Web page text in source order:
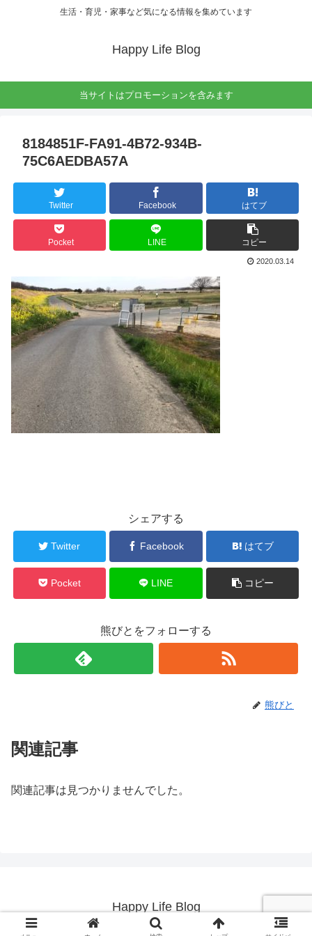
生活・育児・家事など気になる情報を集めています
Happy Life Blog
当サイトはプロモーションを含みます
8184851F-FA91-4B72-934B-
75C6AEDBA57A
Twitter Facebook はてブ
Pocket LINE コピー
2020.03.14
シェアする
Twitter Facebook はてブ
Pocket LINE コピー
熊びとをフォローする
熊びと
関連記事
関連記事は見つかりませんでした。
Happy Life Blog
© 2019 Happy Life Blog.